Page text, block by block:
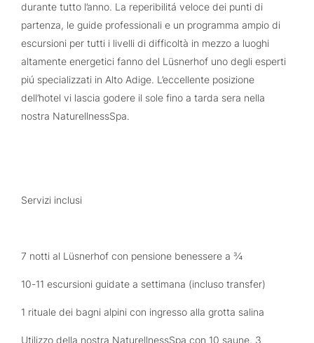
durante tutto l’anno. La reperibilitá veloce dei punti di
partenza, le guide professionali e un programma ampio di
escursioni per tutti i livelli di difficoltà in mezzo a luoghi
altamente energetici fanno del Lüsnerhof uno degli esperti
piú specializzati in Alto Adige. L’eccellente posizione
dell’hotel vi lascia godere il sole fino a tarda sera nella
nostra NaturellnessSpa.
Servizi inclusi
7 notti al Lüsnerhof con pensione benessere a ¾
10-11 escursioni guidate a settimana (incluso transfer)
1 rituale dei bagni alpini con ingresso alla grotta salina
Utilizzo della nostra NaturellnessSpa con 10 saune, 3